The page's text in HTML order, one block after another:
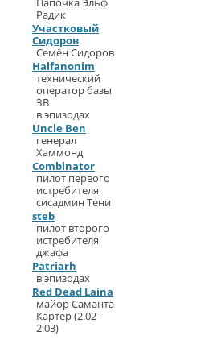
Радик
Участковый
Сидоров
Семён Сидоров
Halfanonim
технический
оператор базы
ЗВ
в эпизодах
Uncle Ben
генерал
Хаммонд
Combinator
пилот первого
истребителя
сисадмин Тени
steb
пилот второго
истребителя
джафа
Patriarh
в эпизодах
Red Dead Laina
майор Саманта
Картер (2.02-
2.03)